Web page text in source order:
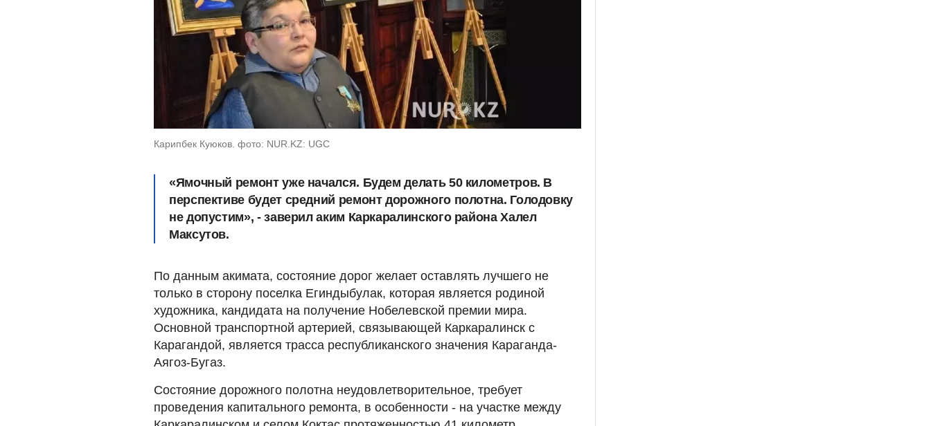
Карипбек Куюков. фото: NUR.KZ: UGC
«Ямочный ремонт уже начался. Будем делать 50 километров. В
перспективе будет средний ремонт дорожного полотна. Голодовку
не допустим», - заверил аким Каркаралинского района Халел
Максутов.
По данным акимата, состояние дорог желает оставлять лучшего не
только в сторону поселка Егиндыбулак, которая является родиной
художника, кандидата на получение Нобелевской премии мира.
Основной транспортной артерией, связывающей Каркаралинск с
Карагандой, является трасса республиканского значения Караганда-
Аягоз-Бугаз.
Состояние дорожного полотна неудовлетворительное, требует
проведения капитального ремонта, в особенности - на участке между